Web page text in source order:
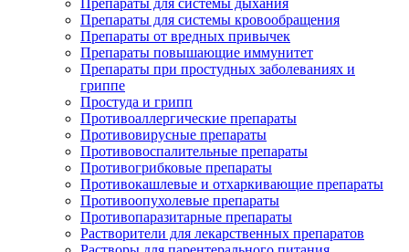
Препараты для системы дыхания
Препараты для системы кровообращения
Препараты от вредных привычек
Препараты повышающие иммунитет
Препараты при простудных заболеваниях и
гриппе
Простуда и грипп
Противоаллергические препараты
Противовирусные препараты
Противовоспалительные препараты
Противогрибковые препараты
Противокашлевые и отхаркивающие препараты
Противоопухолевые препараты
Противопаразитарные препараты
Растворители для лекарственных препаратов